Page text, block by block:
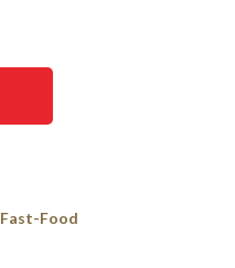
Fast-Food